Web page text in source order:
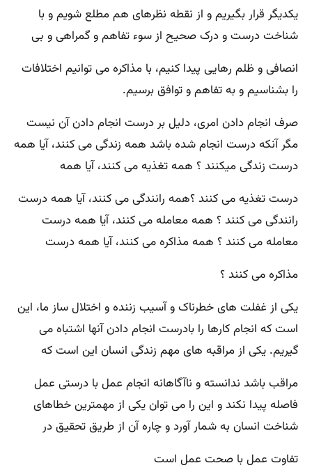
یکدیگر قرار بگیریم و از نقطه نظرهای هم مطلع شویم و با
شناخت درست و درک صحیح از سوء تفاهم و گمراهی و بی
انصافی و ظلم رهایی پیدا کنیم، با مذاکره می توانیم اختلافات
را بشناسیم و به تفاهم و توافق برسیم.
صرف انجام دادن امری، دلیل بر درست انجام دادن آن نیست
مگر آنکه درست انجام شده باشد همه زندگی می کنند، آیا همه
درست زندگی میکنند ؟ همه تغذیه می کنند، آیا همه
درست تغذیه می کنند ؟همه رانندگی می کنند، آیا همه درست
رانندگی می کنند ؟ همه معامله می کنند، آیا همه درست
معامله می کنند ؟ همه مذاکره می کنند، آیا همه درست
مذاکره می کنند ؟
یکی از غفلت های خطرناک و آسیب زننده و اختلال ساز ما، این
است که انجام کارها را بادرست انجام دادن آنها اشتباه می
گیریم. یکی از مراقبه های مهم زندگی انسان این است که
مراقب باشد ندانسته و ناآگاهانه انجام عمل با درستی عمل
فاصله پیدا نکند و این را می توان یکی از مهمترین خطاهای
شناخت انسان به شمار آورد و چاره آن از طریق تحقیق در
تفاوت عمل با صحت عمل است